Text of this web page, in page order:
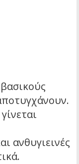
ανθυγιεινές